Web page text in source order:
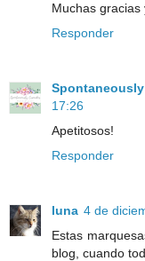
Muchas gracias
Responder
17:26
Apetitosos!
Responder
luna 4 de
Estas
blog, cuando